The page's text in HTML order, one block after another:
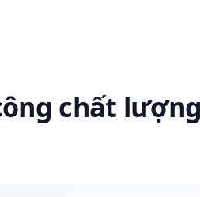
chất